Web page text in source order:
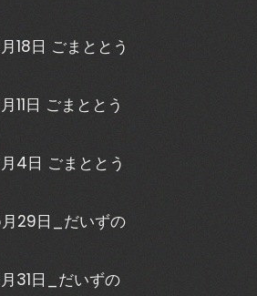
18日 ごまととう
11日 ごまととう
4日 ごまととう
29日_だいずの
31日_だいずの